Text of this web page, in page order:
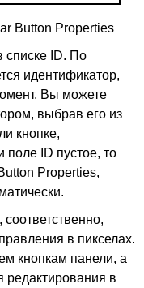
Button Properties
списке ID. По
идентификатор,
Вы можете
выбрав его из
кнопке,
ID пустое, то
Properties,
в пикселах.
кнопкам панели, а
редактирования в